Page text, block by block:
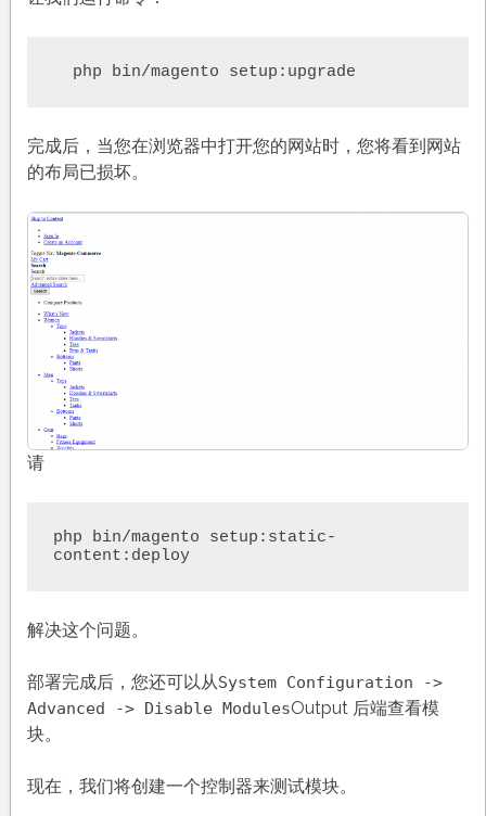
  php bin/magento setup:upgrade
完成后，当您在浏览器中打开您的网站时，您将看到网站
的布局已损坏。
请
php bin/magento setup:static-
content:deploy
解决这个问题。
部署完成后，您还可以从System Configuration ->
Advanced -> Disable ModulesOutput 后端查看模
块。
现在，我们将创建一个控制器来测试模块。